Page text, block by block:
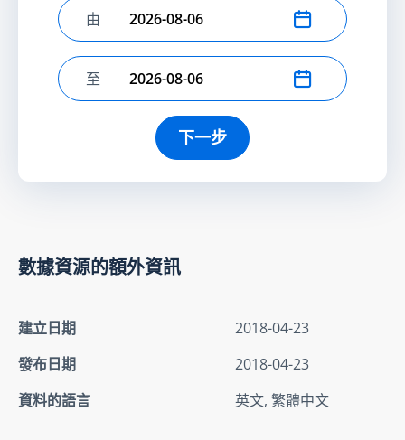
選擇開始日期
由
選擇結束日期
至
下一步
數據資源的額外資訊
建立日期
2018-04-23
發布日期
2018-04-23
資料的語言
英文, 繁體中文